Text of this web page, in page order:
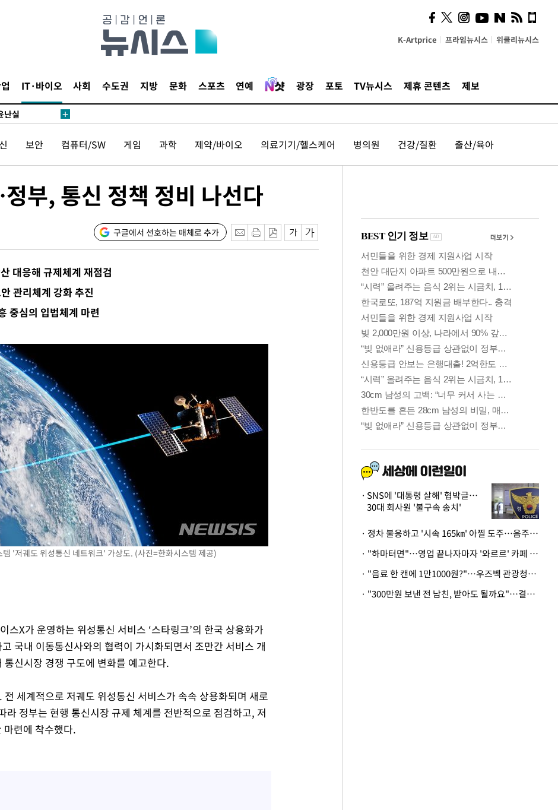
K-Artprice 프라임뉴시스 위클리뉴시스
IT·바이오 사회 수도권 지방 문화 스포츠 연예 광장 포토 TV뉴시스 제휴 콘텐츠 제보
권' 수용할까
위해 불가피"
발표 8월 중 예
난실
개장
마감 다우
어려워" 취임 3
무부 대변인
달라하라 격파
잠시 꺾인다"
가 최대 위협"
위해 불가피"
관 등 압수수
발표 8월 중 예
난실
넘어
발
개장
일부 구축
조 마감 다우
어려워" 취임 3
보안 컴퓨터/SW 게임 과학 제약/바이오 의료기기/헬스케어 병의원 건강/질환 출산/육아
부, 통신 정책 정비 나선다
구글에서 선호하는 매체로 추가
대응해 규제체계 재점검
관리체계 강화 추진
중심의 입법체계 마련
'저궤도 위성통신 네트워크' 가상도. (사진=한화시스템 제공)
스X가 운영하는 위성통신 서비스 ‘스타링크’의 한국 상용화가
국내 이동통신사와의 협력이 가시화되면서 조만간 서비스 개
신시장 경쟁 구도에 변화를 예고한다.
세계적으로 저궤도 위성통신 서비스가 속속 상용화되며 새로
라 정부는 현행 통신시장 규제 체계를 전반적으로 점검하고, 저
마련에 착수했다.
계…'고급 가요'의 주체적
영토
SNS에 '대통령 살해' 협박글…
30대 회사원 '불구속 송치'
· 정차 불응하고 '시속 165㎞' 아찔 도주…음주운전자 체포
· "하마터면"…영업 끝나자마자 '와르르' 카페 테라스 덮친 대리석 외벽
· "음료 한 캔에 1만1000원?"…우즈벡 관광청까지 나섰다, 유튜버 폭로 후폭풍
· "300만원 보낸 전 남친, 받아도 될까요"…결혼 앞둔 예비신부의 뜻밖 고충